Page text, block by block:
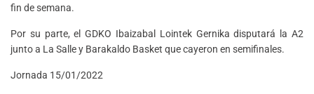
fin de semana.
Por su parte, el GDKO Ibaizabal Lointek Gernika disputará la A2
junto a La Salle y Barakaldo Basket que cayeron en semifinales.
Jornada 15/01/2022